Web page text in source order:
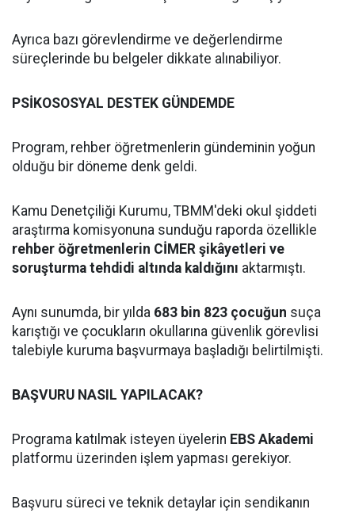
Ayrıca bazı görevlendirme ve değerlendirme
süreçlerinde bu belgeler dikkate alınabiliyor.
PSİKOSOSYAL DESTEK GÜNDEMDE
Program, rehber öğretmenlerin gündeminin yoğun
olduğu bir döneme denk geldi.
Kamu Denetçiliği Kurumu, TBMM'deki okul şiddeti
araştırma komisyonuna sunduğu raporda özellikle
rehber öğretmenlerin CİMER şikâyetleri ve
soruşturma tehdidi altında kaldığını aktarmıştı.
Aynı sunumda, bir yılda 683 bin 823 çocuğun suça
karıştığı ve çocukların okullarına güvenlik görevlisi
talebiyle kuruma başvurmaya başladığı belirtilmişti.
BAŞVURU NASIL YAPILACAK?
Programa katılmak isteyen üyelerin EBS Akademi
platformu üzerinden işlem yapması gerekiyor.
Başvuru süreci ve teknik detaylar için sendikanın